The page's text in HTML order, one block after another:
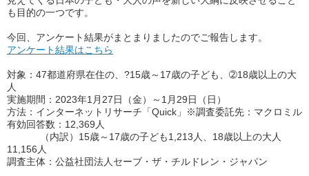
も目的の一つです。
今回、アンケート結果がまとまりましたのでご報告します。
アンケート結果はこちら
対象 ： 47都道府県在住の、?15歳～ 17歳の子ども、➁18歳以上の大
人
実施期間 ： 2023年1 月 27日（金）～ 1 月 29日（日）
方法 ：インターネットリサーチ「Quick 」※調査委託先：マクロミル
有効回答数 ： 12,369 人
（内訳） 15歳～ 17歳の子ども1,213 人、 18歳以上の大人
11,156 人
調査主体 ：公益社団法人セーブ・ザ・チルドレン・ジャパン